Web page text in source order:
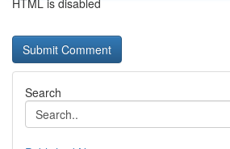
HTML is disabled
Search